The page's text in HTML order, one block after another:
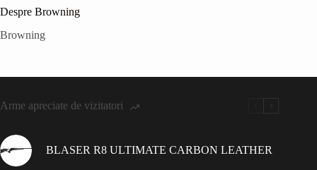
Despre Browning
Browning
Arme apreciate de vizitatori
BLASER R8 ULTIMATE CARBON LEATHER